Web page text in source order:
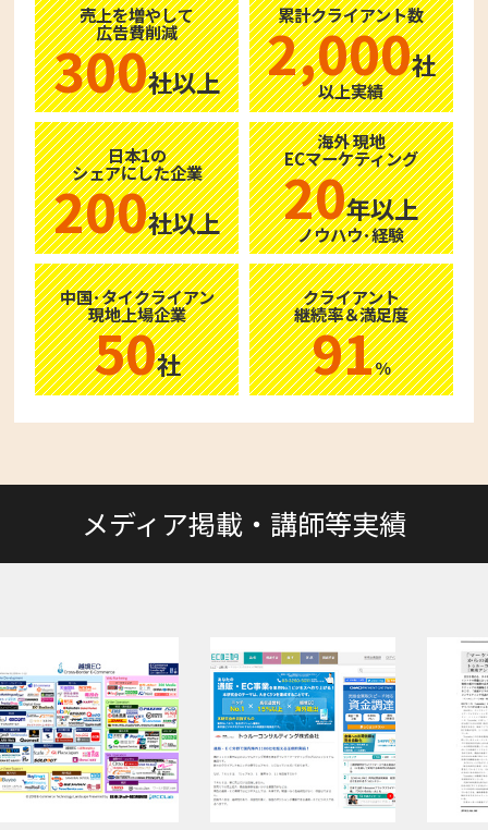
売上を増やして
広告費削減
300社以上
累計クライアント数
2,000社
以上実績
日本1の
シェアにした企業
200社以上
海外 現地
ECマーケティング
20年以上
ノウハウ･経験
中国･タイクライアン
現地上場企業
50社
クライアント
継続率＆満足度
91％
メディア掲載・講師等実績